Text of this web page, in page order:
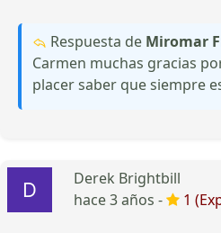
Respuesta de Miromar
Carmen muchas gracias
placer saber que siempre
Derek Brightbill
hace 3 años -
1